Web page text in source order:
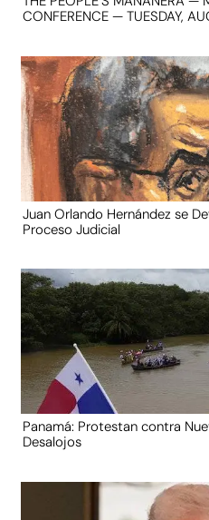
CONFERENCE — TUESDAY,
Juan Orlando Hernández se
Proceso Judicial
Panamá: Protestan contra
Desalojos